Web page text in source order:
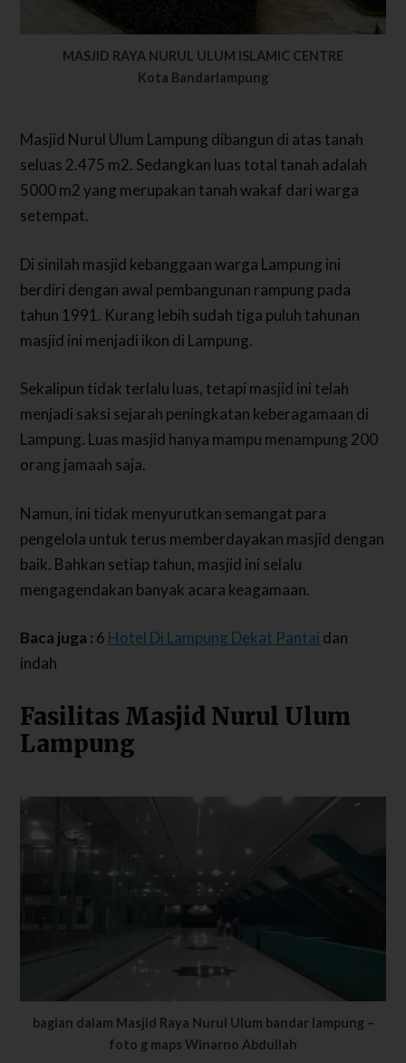
MASJID RAYA NURUL ULUM ISLAMIC CENTRE
Kota Bandarlampung
Masjid Nurul Ulum Lampung dibangun di atas tanah
seluas 2.475 m2. Sedangkan luas total tanah adalah
5000 m2 yang merupakan tanah wakaf dari warga
setempat.
Di sinilah masjid kebanggaan warga Lampung ini
berdiri dengan awal pembangunan rampung pada
tahun 1991. Kurang lebih sudah tiga puluh tahunan
masjid ini menjadi ikon di Lampung.
Sekalipun tidak terlalu luas, tetapi masjid ini telah
menjadi saksi sejarah peningkatan keberagamaan di
Lampung. Luas masjid hanya mampu menampung 200
orang jamaah saja.
Namun, ini tidak menyurutkan semangat para
pengelola untuk terus memberdayakan masjid dengan
baik. Bahkan setiap tahun, masjid ini selalu
mengagendakan banyak acara keagamaan.
Baca juga : 6 Hotel Di Lampung Dekat Pantai dan
indah
Fasilitas Masjid Nurul Ulum
Lampung
bagian dalam Masjid Raya Nurul Ulum bandar lampung –
foto g maps Winarno Abdullah